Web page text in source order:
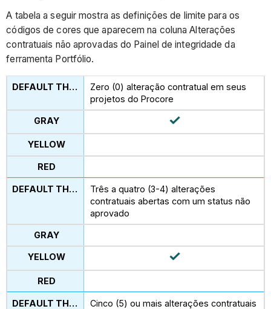
A tabela a seguir mostra as definições de limite para os
códigos de cores que aparecem na coluna Alterações
contratuais não aprovadas do Painel de integridade da
ferramenta Portfólio.
Zero (0) alteração contratual em seus
projetos do Procore
Três a quatro (3-4) alterações
contratuais abertas com um status não
aprovado
Cinco (5) ou mais alterações contratuais